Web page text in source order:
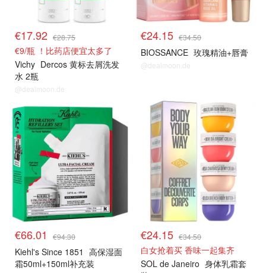
€17.92 €28.75
€9/瓶 ！比药店便宜太多了
Vichy Dercos 黄标去屑洗发
水 2瓶
@dealmoon.de
€24.15 €34.50
BIOSSANCE 玫瑰精油+唇膏
@dealmoon.de
€66.01 €94.30
Kiehl's Since 1851 高保湿面
霜50ml+150ml补充装
€24.15 €34.50
白女抢着买 香味一起集齐
SOL de Janeiro 身体乳霜套